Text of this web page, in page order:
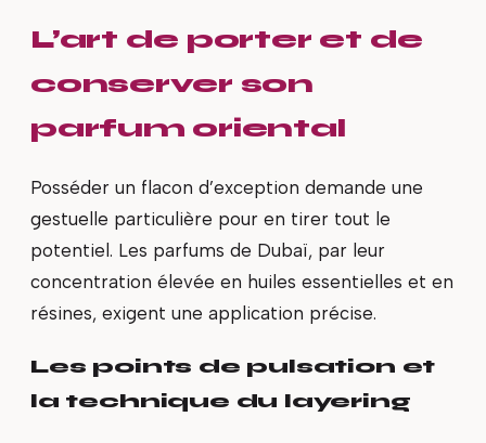
L’art de porter et de
conserver son
parfum oriental
Posséder un flacon d’exception demande une
gestuelle particulière pour en tirer tout le
potentiel. Les parfums de Dubaï, par leur
concentration élevée en huiles essentielles et en
résines, exigent une application précise.
Les points de pulsation et
la technique du layering